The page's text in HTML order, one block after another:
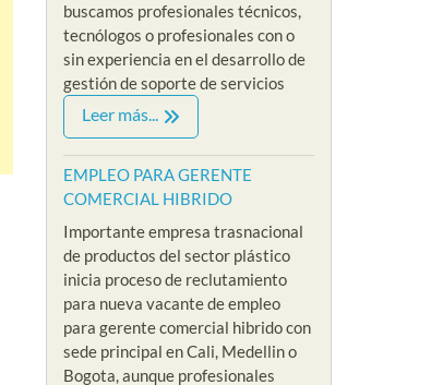
EMPLEOS COMERCIALES
EMPLEO PARA AUXILIAR DE
buscamos profesionales técnicos,
tecnólogos o profesionales con o
sin experiencia en el desarrollo de
gestión de soporte de servicios
Leer más...
EMPLEO PARA GERENTE
COMERCIAL HIBRIDO
Importante empresa trasnacional
de productos del sector plástico
inicia proceso de reclutamiento
para nueva vacante de empleo
para gerente comercial hibrido con
sede principal en Cali, Medellin o
Bogota, aunque profesionales